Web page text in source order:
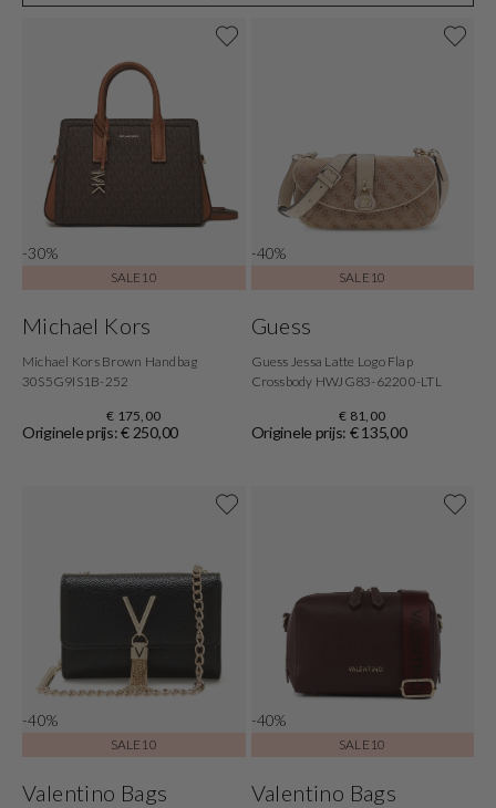
-30%
SALE10
Michael Kors
Michael Kors Brown Handbag
30S5G9IS1B-252
€ 175,00
Originele prijs: € 250,00
-40%
SALE10
Guess
Guess Jessa Latte Logo Flap
Crossbody HWJG83-62200-LTL
€ 81,00
Originele prijs: € 135,00
-40%
SALE10
Valentino Bags
-40%
SALE10
Valentino Bags